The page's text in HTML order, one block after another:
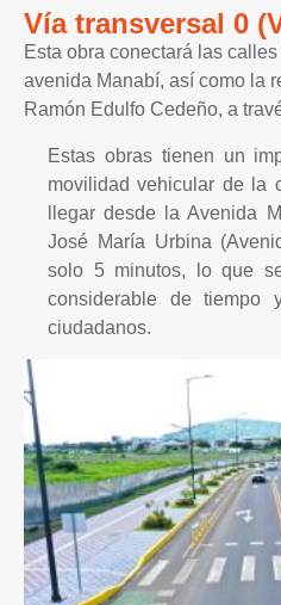
Vía transversal 0
Esta obra conectará las
avenida Manabí, así como la
Ramón Edulfo Cedeño, a
Estas obras tienen un
movilidad vehicular de la
llegar desde la Avenida
José María Urbina
solo 5 minutos, lo que
considerable de tiempo
ciudadanos.